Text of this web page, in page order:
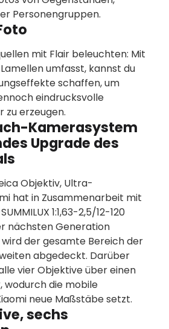
Personengruppen.
mit Flair beleuchten: Mit
umfasst, kannst du
schaffen, um
eindrucksvolle
erzeugen.
Kamerasystem
Upgrade des
Objektiv, Ultra-
hat in Zusammenarbeit mit
1:1,63-2,5/12-120
nächsten Generation
der gesamte Bereich der
abgedeckt. Darüber
vier Objektive über einen
wodurch die mobile
neue Maßstäbe setzt.
sechs